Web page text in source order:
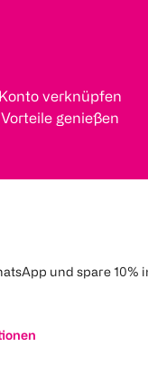
verknüpfen
genießen
und spare 10%